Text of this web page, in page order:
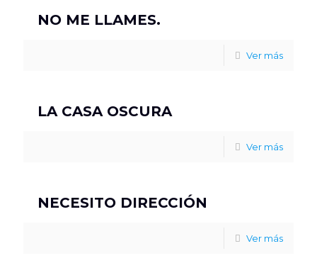
NO ME LLAMES.
Ver más
LA CASA OSCURA
Ver más
NECESITO DIRECCIÓN
Ver más